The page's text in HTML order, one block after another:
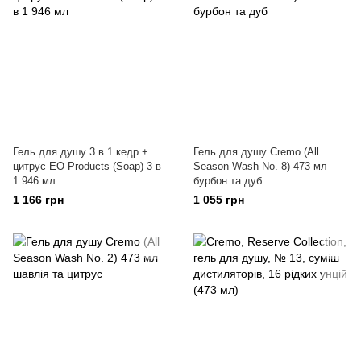
Гель для душу 3 в 1 кедр +
цитрус EO Products (Soap) 3 в
1 946 мл
1 166 грн
Гель для душу Cremo (All
Season Wash No. 8) 473 мл
бурбон та дуб
1 055 грн